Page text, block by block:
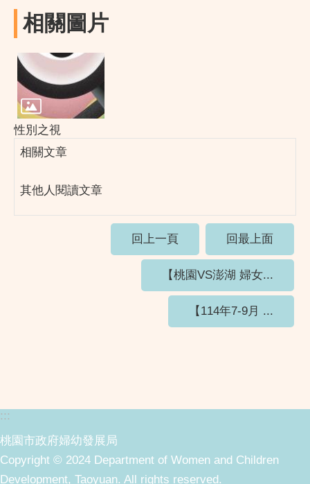
相關圖片
性別之視
相關文章
其他人閱讀文章
回上一頁 回最上面
【桃園VS澎湖 婦女...
【114年7-9月 ...
:::
桃園市政府婦幼發展局
Copyright © 2024 Department of Women and Children
Development, Taoyuan. All rights reserved.